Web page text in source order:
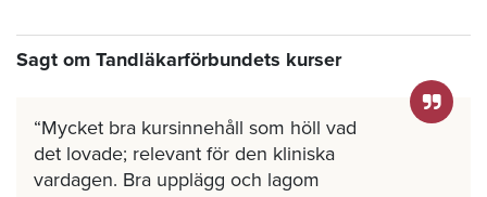
Sagt om Tandläkarförbundets kurser
Mycket bra kursinnehåll som höll vad
det lovade; relevant för den kliniska
vardagen. Bra upplägg och lagom